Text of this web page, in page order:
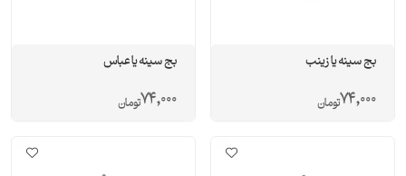
بج سینه یا زینب
74,000تومان
بج سینه یا عباس
74,000تومان